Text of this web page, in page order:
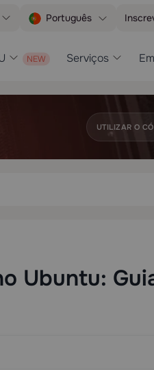
Português
Serviços
UTILIZAR O
Ubuntu: